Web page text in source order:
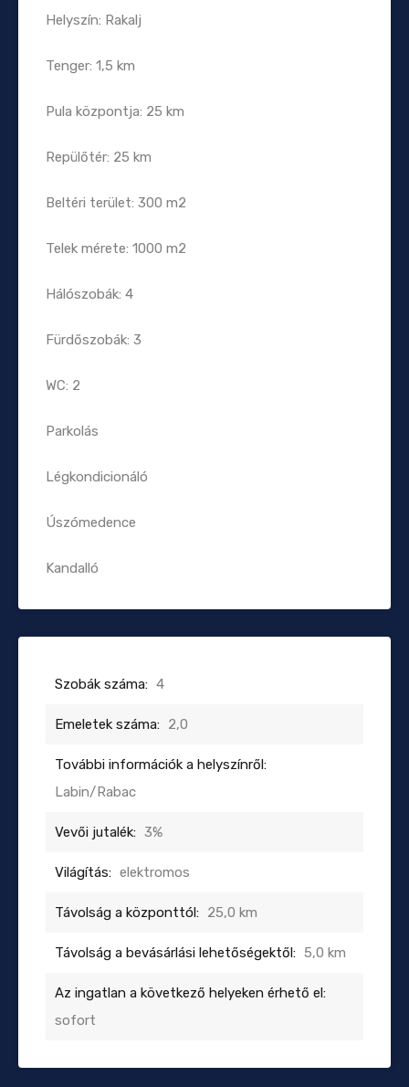
Helyszín: Rakalj
Tenger: 1,5 km
Pula központja: 25 km
Repülőtér: 25 km
Beltéri terület: 300 m2
Telek mérete: 1000 m2
Hálószobák: 4
Fürdőszobák: 3
WC: 2
Parkolás
Légkondicionáló
Úszómedence
Kandalló
Szobák száma: 4
Emeletek száma: 2,0
További információk a helyszínről:
Labin/Rabac
Vevői jutalék: 3%
Világítás: elektromos
Távolság a központtól: 25,0 km
Távolság a bevásárlási lehetőségektől: 5,0 km
Az ingatlan a következő helyeken érhető el:
sofort